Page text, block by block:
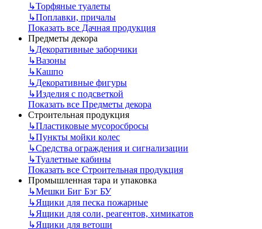
↳Торфяные туалеты
↳Поплавки, причалы
Показать все Дачная продукция
Предметы декора
↳Декоративные заборчики
↳Вазоны
↳Кашпо
↳Декоративные фигуры
↳Изделия с подсветкой
Показать все Предметы декора
Строительная продукция
↳Пластиковые мусоросбросы
↳Пункты мойки колес
↳Средства ограждения и сигнализации
↳Туалетные кабины
Показать все Строительная продукция
Промышленная тара и упаковка
↳Мешки Биг Бэг БУ
↳Ящики для песка пожарные
↳Ящики для соли, реагентов, химикатов
↳Ящики для ветоши